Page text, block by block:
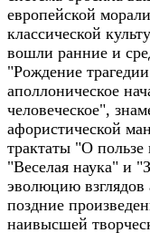
европейской
классической
вошли ранние и
"Рождение
аполлоническое
человеческое",
афористической
трактаты "О
"Веселая наука" и
эволюцию
поздние
наивысшей